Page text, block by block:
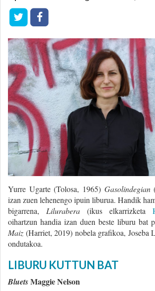
Yurre Ugarte (Tolosa, 1965) Gasolindegian
izan zuen lehenengo ipuin liburua. Handik
bigarrena, Lilurabera (ikus elkarrizketa
oihartzun handia izan duen beste liburu bat
Maiz (Harriet, 2019) nobela grafikoa, Joseba
ondutakoa.
LIBURU KUTTUN BAT
BluetsMaggie Nelson